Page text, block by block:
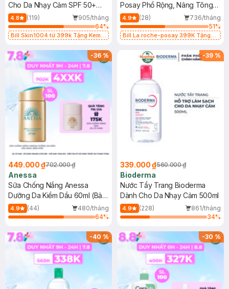
Cho Da Nhạy Cảm SPF 50+
50ml
4.8 (119)
905/tháng
64%
Bill Skin1004 từ 399k Tặng Kem
SPF 50+ 20ml (SL Có Hạn)
Posay Phổ Rộng, Nâng Tông
Kiềm Dầu 50ml
4.9 (28)
736/tháng
51%
Bill La roche-posay 399K Tặng
(SL có hạn)
-36%
449.000 ₫702.000 ₫
Anessa
Sữa Chống Nắng Anessa
Dưỡng Da Kiềm Dầu 60ml (Bản
Mới)
4.9 (44)
480/tháng
64%
-39 %
339.000 ₫560.000 ₫
Bioderma
Nước Tẩy Trang Bioderma
Dành Cho Da Nhạy Cảm 500ml
4.9 (228)
861/tháng
34%
-40% -30%